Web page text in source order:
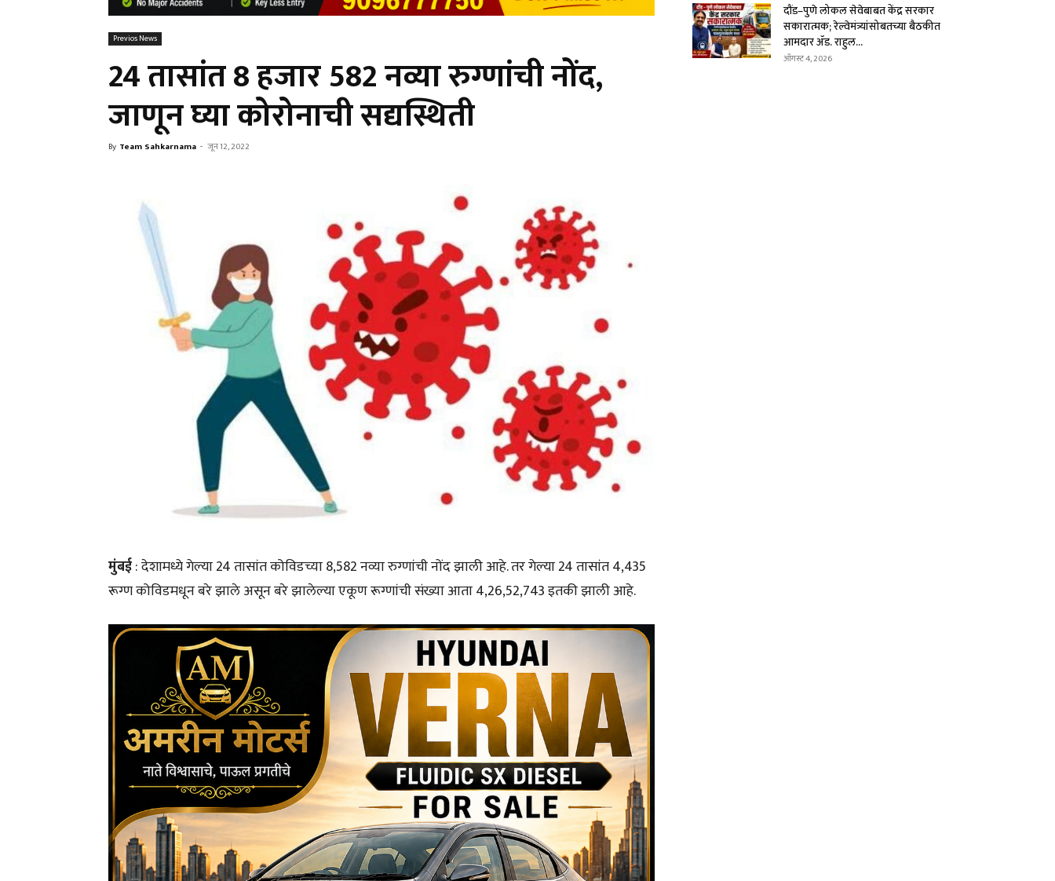
Previos News
24 तासांत 8 हजार 582 नव्या रुग्णांची नोंद,
जाणून घ्या कोरोनाची सद्यस्थिती
By Team Sahkarnama - जून 12, 2022
मुंबई: देशामध्ये गेल्या 24 तासांत कोविडच्या 8,582 नव्या रुग्णांची नोंद झाली आहे. तर गेल्या 24 तासांत 4,435
रूग्ण कोविडमधून बरे झाले असून बरे झालेल्या एकूण रूग्णांची संख्या आता 4,26,52,743 इतकी झाली आहे.
दौंड–पुणे लोकल सेवेबाबत केंद्र सरकार
सकारात्मक; रेल्वेमंत्र्यांसोबतच्या बैठकीत
आमदार ॲड. राहुल...
ऑगस्ट 4, 2026